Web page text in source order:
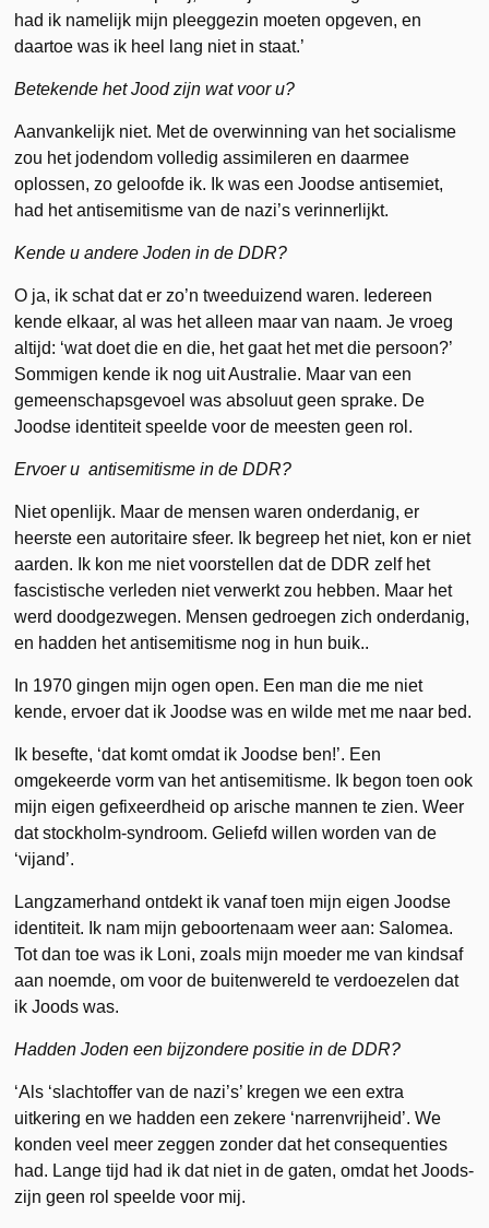
had ik namelijk mijn pleeggezin moeten opgeven, en
daartoe was ik heel lang niet in staat.’
Betekende het Jood zijn wat voor u?
Aanvankelijk niet. Met de overwinning van het socialisme
zou het jodendom volledig assimileren en daarmee
oplossen, zo geloofde ik. Ik was een Joodse antisemiet,
had het antisemitisme van de nazi’s verinnerlijkt.
Kende u andere Joden in de DDR?
O ja, ik schat dat er zo’n tweeduizend waren. Iedereen
kende elkaar, al was het alleen maar van naam. Je vroeg
altijd: ‘wat doet die en die, het gaat het met die persoon?’
Sommigen kende ik nog uit Australie. Maar van een
gemeenschapsgevoel was absoluut geen sprake. De
Joodse identiteit speelde voor de meesten geen rol.
Ervoer u antisemitisme in de DDR?
Niet openlijk. Maar de mensen waren onderdanig, er
heerste een autoritaire sfeer. Ik begreep het niet, kon er niet
aarden. Ik kon me niet voorstellen dat de DDR zelf het
fascistische verleden niet verwerkt zou hebben. Maar het
werd doodgezwegen. Mensen gedroegen zich onderdanig,
en hadden het antisemitisme nog in hun buik..
In 1970 gingen mijn ogen open. Een man die me niet
kende, ervoer dat ik Joodse was en wilde met me naar bed.
Ik besefte, ‘dat komt omdat ik Joodse ben!’. Een
omgekeerde vorm van het antisemitisme. Ik begon toen ook
mijn eigen gefixeerdheid op arische mannen te zien. Weer
dat stockholm-syndroom. Geliefd willen worden van de
‘vijand’.
Langzamerhand ontdekt ik vanaf toen mijn eigen Joodse
identiteit. Ik nam mijn geboortenaam weer aan: Salomea.
Tot dan toe was ik Loni, zoals mijn moeder me van kindsaf
aan noemde, om voor de buitenwereld te verdoezelen dat
ik Joods was.
Hadden Joden een bijzondere positie in de DDR?
‘Als ‘slachtoffer van de nazi’s’ kregen we een extra
uitkering en we hadden een zekere ‘narrenvrijheid’. We
konden veel meer zeggen zonder dat het consequenties
had. Lange tijd had ik dat niet in de gaten, omdat het Joods-
zijn geen rol speelde voor mij.